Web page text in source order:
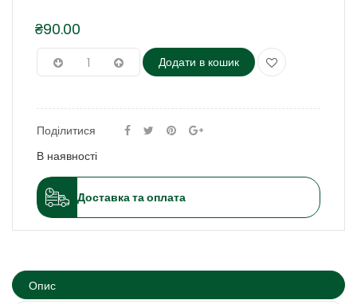
₴90.00
Додати в кошик
Поділитися
В наявності
Доставка та оплата
Опис